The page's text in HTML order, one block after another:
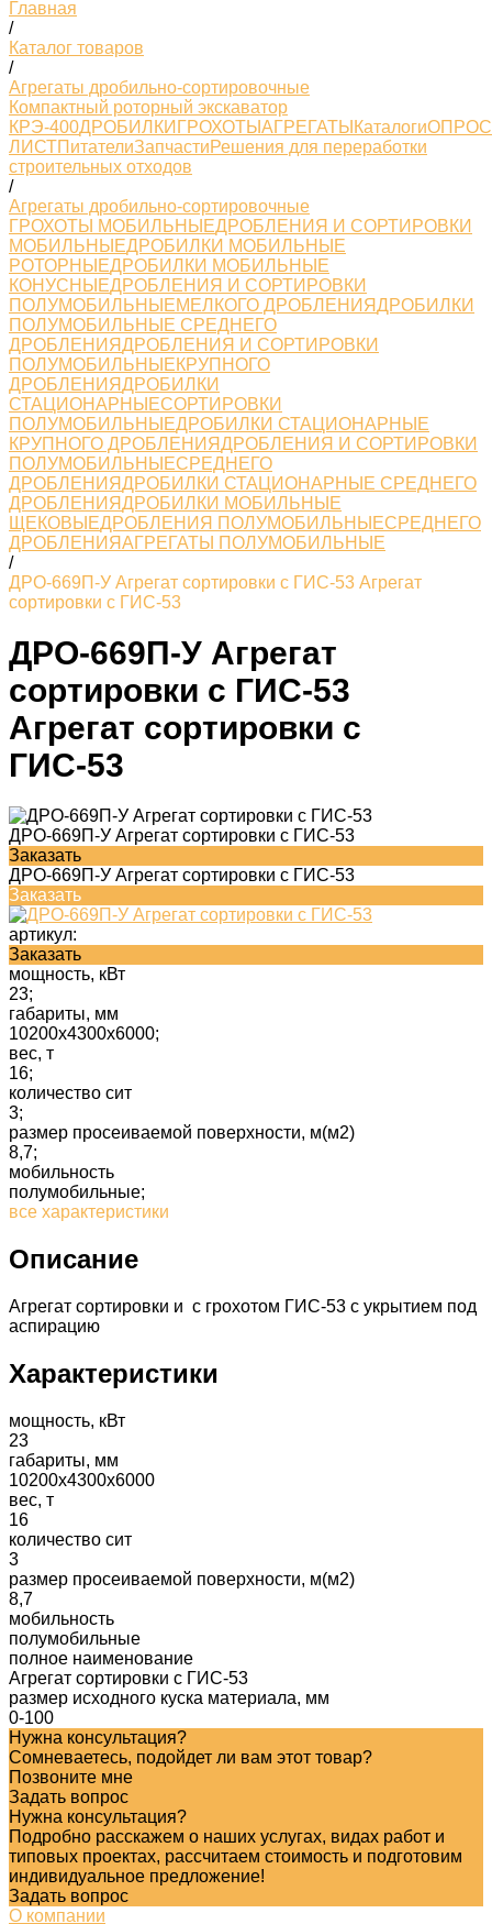
Главная
/
Каталог товаров
/
Агрегаты дробильно-сортировочные
Компактный роторный экскаватор
КРЭ-400ДРОБИЛКИ ГРОХОТЫ АГРЕГАТЫ Каталоги
ЛИСТПитателиЗапчастиРешения для переработки
строительных отходов
/
Агрегаты дробильно-сортировочные
ГРОХОТЫ МОБИЛЬНЫЕДРОБЛЕНИЯ И СОРТИРОВКИ
МОБИЛЬНЫЕДРОБИЛКИ МОБИЛЬНЫЕ
РОТОРНЫЕДРОБИЛКИ МОБИЛЬНЫЕ
КОНУСНЫЕДРОБЛЕНИЯ И СОРТИРОВКИ
ПОЛУМОБИЛЬНЫЕМЕЛКОГО ДРОБЛЕНИЯДРОБИЛКИ
ПОЛУМОБИЛЬНЫЕ СРЕДНЕГО
ДРОБЛЕНИЯДРОБЛЕНИЯ И СОРТИРОВКИ
ПОЛУМОБИЛЬНЫЕКРУПНОГО
ДРОБЛЕНИЯДРОБИЛКИ
СТАЦИОНАРНЫЕСОРТИРОВКИ
ПОЛУМОБИЛЬНЫЕДРОБИЛКИ СТАЦИОНАРНЫЕ
КРУПНОГО ДРОБЛЕНИЯДРОБЛЕНИЯ И СОРТИРОВКИ
ПОЛУМОБИЛЬНЫЕСРЕДНЕГО
ДРОБЛЕНИЯДРОБИЛКИ СТАЦИОНАРНЫЕ СРЕДНЕГО
ДРОБЛЕНИЯДРОБИЛКИ МОБИЛЬНЫЕ
ЩЕКОВЫЕДРОБЛЕНИЯ ПОЛУМОБИЛЬНЫЕСРЕДНЕГО
ДРОБЛЕНИЯАГРЕГАТЫ ПОЛУМОБИЛЬНЫЕ
/
ДРО-669П-У Агрегат сортировки с ГИС-53 Агрегат
сортировки с ГИС-53
ДРО-669П-У Агрегат
сортировки с ГИС-53
Агрегат сортировки с
ГИС-53
ДРО-669П-У Агрегат сортировки с ГИС-53
Заказать
ДРО-669П-У Агрегат сортировки с ГИС-53
Заказать
артикул:
Заказать
мощность, кВт
23;
габариты, мм
10200x4300x6000;
вес, т
16;
количество сит
3;
размер просеиваемой поверхности, м(м2)
8,7;
мобильность
полумобильные;
все характеристики
Описание
Агрегат сортировки и с грохотом ГИС-53 с укрытием под
аспирацию
Характеристики
мощность, кВт
23
габариты, мм
10200x4300x6000
вес, т
16
количество сит
3
размер просеиваемой поверхности, м(м2)
8,7
мобильность
полумобильные
полное наименование
Агрегат сортировки с ГИС-53
размер исходного куска материала, мм
0-100
Нужна консультация?
Сомневаетесь, подойдет ли вам этот товар?
Позвоните мне
Задать вопрос
Нужна консультация?
Подробно расскажем о наших услугах, видах работ и
типовых проектах, рассчитаем стоимость и подготовим
индивидуальное предложение!
Задать вопрос
О компании